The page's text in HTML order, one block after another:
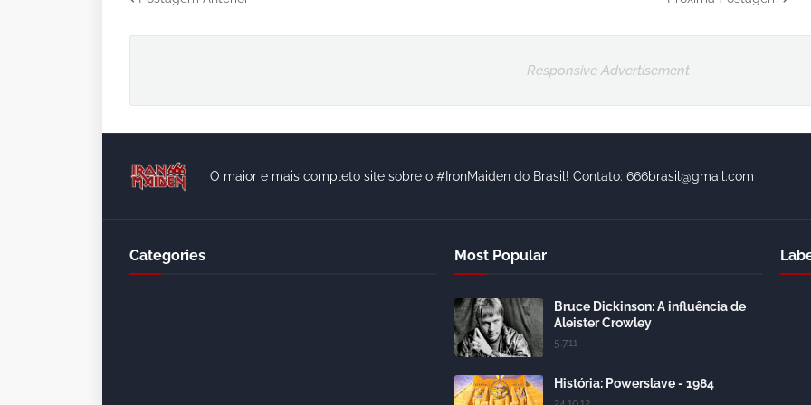
Responsive Advertisement
O maior e mais completo site sobre o #IronMaiden do Brasil! Contato: 666brasil@gmail.com
Categories Most Popular
Bruce Dickinson: A influência de
Aleister Crowley
5.7.11
História: Powerslave - 1984